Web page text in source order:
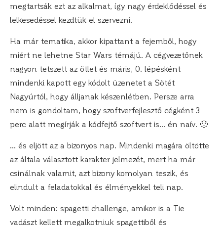
megtartsák ezt az alkalmat, így nagy érdeklődéssel és
lelkesedéssel kezdtük el szervezni.
Ha már tematika, akkor kipattant a fejemből, hogy
miért ne lehetne Star Wars témájú. A cégvezetőnek
nagyon tetszett az ötlet és máris, 0. lépésként
mindenki kapott egy kódolt üzenetet a Sötét
Nagyúrtól, hogy álljanak készenlétben. Persze arra
nem is gondoltam, hogy szoftverfejlesztő cégként 3
perc alatt megírják a kódfejtő szoftvert is… én naív. 🙂
… és eljött az a bizonyos nap. Mindenki magára öltötte
az általa választott karakter jelmezét, mert ha már
csinálnak valamit, azt bizony komolyan teszik, és
elindult a feladatokkal és élményekkel teli nap.
Volt minden: spagetti challenge, amikor is a Tie
vadászt kellett megalkotniuk spagettiből és